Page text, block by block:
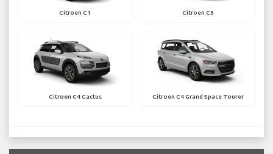
Citroen C1 Citroen C3
Citroen C4 Cactus Citroen C4 Grand Space Tourer